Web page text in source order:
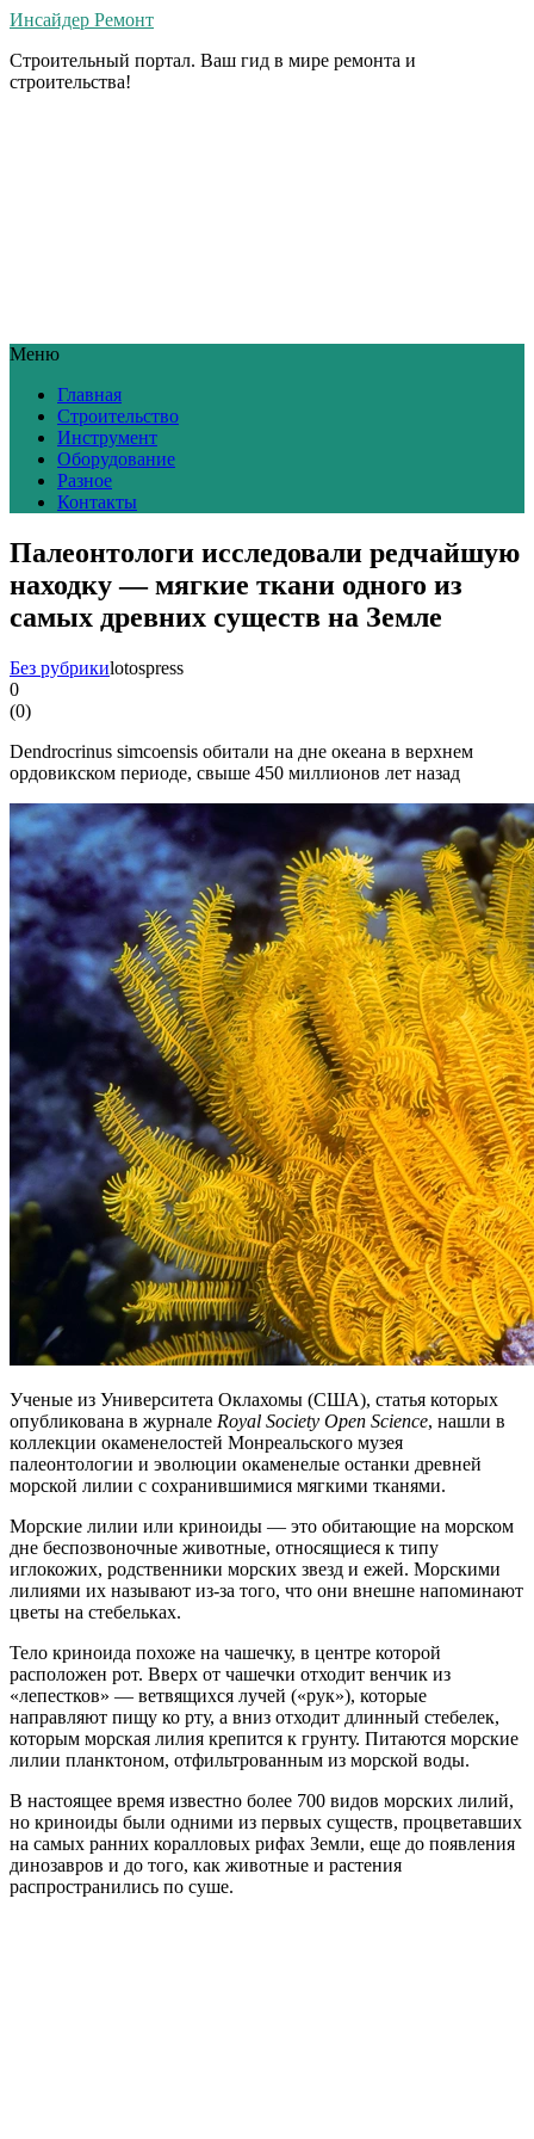
Инсайдер Ремонт
Строительный портал. Ваш гид в мире ремонта и
строительства!
Меню
Главная
Строительство
Инструмент
Оборудование
Разное
Контакты
Палеонтологи исследовали редчайшую
находку — мягкие ткани одного из
самых древних существ на Земле
Без рубрикиlotospress
0
(0)
Dendrocrinus simcoensis обитали на дне океана в верхнем
ордовикском периоде, свыше 450 миллионов лет назад
Ученые из Университета Оклахомы (США), статья которых
опубликована в журнале Royal Society Open Science, нашли в
коллекции окаменелостей Монреальского музея
палеонтологии и эволюции окаменелые останки древней
морской лилии с сохранившимися мягкими тканями.
Морские лилии или криноиды — это обитающие на морском
дне беспозвоночные животные, относящиеся к типу
иглокожих, родственники морских звезд и ежей. Морскими
лилиями их называют из-за того, что они внешне напоминают
цветы на стебельках.
Тело криноида похоже на чашечку, в центре которой
расположен рот. Вверх от чашечки отходит венчик из
«лепестков» — ветвящихся лучей («рук»), которые
направляют пищу ко рту, а вниз отходит длинный стебелек,
которым морская лилия крепится к грунту. Питаются морские
лилии планктоном, отфильтрованным из морской воды.
В настоящее время известно более 700 видов морских лилий,
но криноиды были одними из первых существ, процветавших
на самых ранних коралловых рифах Земли, еще до появления
динозавров и до того, как животные и растения
распространились по суше.